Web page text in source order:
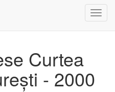
Curtea
- 2000